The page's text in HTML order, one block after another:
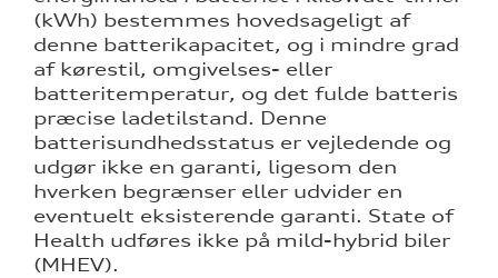
(kWh) bestemmes hovedsageligt af
denne batterikapacitet, og i mindre grad
af kørestil, omgivelses- eller
batteritemperatur, og det fulde batteris
præcise ladetilstand. Denne
batterisundhedsstatus er vejledende og
udgør ikke en garanti, ligesom den
hverken begrænser eller udvider en
eventuelt eksisterende garanti. State of
Health udføres ikke på mild-hybrid biler
(MHEV).